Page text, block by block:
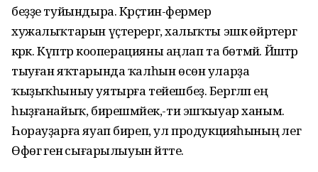
беҙҙе туйындыра. Крәҫтиән-фермер
хужалыҡтарын үҫтерергә, халыҡты эшкә өйрәтергә
кәрәк. Күптәр кооперацияны аңлап та бөтмәй. Йәштәр
тыуған яҡтарында ҡалһын өсөн уларҙа
ҡыҙыҡһыныу уятырға тейешбеҙ. Бергәләп ең
һыҙғанайыҡ, бирешмәйек,-ти эшҡыуар ханым.
Һорауҙарға яуап биреп, ул продукцияһының әлегә
Өфөгә генә сығарылыуын әйтте.